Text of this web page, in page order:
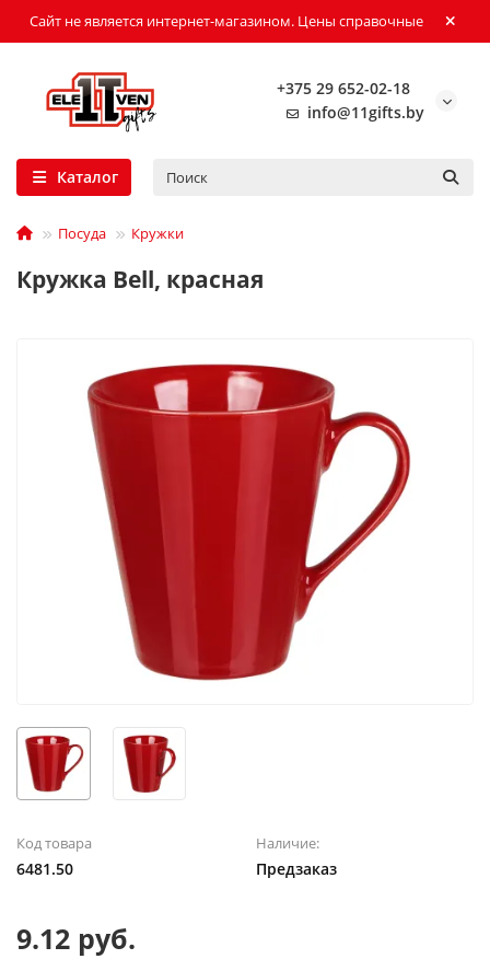
Сайт не является интернет-магазином. Цены справочные
+375 29 652-02-18
info@11gifts.by
Каталог
Посуда Кружки
Кружка Bell, красная
Код товара
6481.50
Наличие:
Предзаказ
9.12 руб.